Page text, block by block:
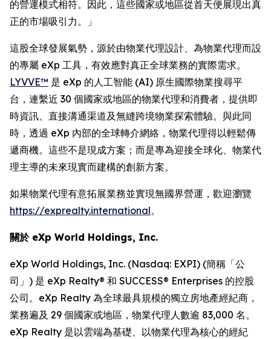
的營運模式相符。因此，這些國家或地區從首天便展現出真
正的市場吸引力。」
這股全球發展氣勢，源於由物業代理設計、為物業代理而設
的專屬 eXp 工具，有效應對真正全球業務的實際需求。
LYVVE™ 是 eXp 的人工智能 (AI) 原生國際物業搜尋平
台，連繫近 30 個國家或地區的物業代理和消費者，提供即
時資訊、直接溝通渠道及無縫跨境物業探索體驗。與此同
時，透過 eXp 內部的全球轉介網絡，物業代理得以輕鬆傳
遞商機。這些不是現成方案；而是專為迎接全球化、物業代
理主導的未來現實而建構的創新方案。
如果物業代理有意拓展業務並實現無國界營運，歡迎瀏覽
https://exprealty.international。
關於 eXp World Holdings, Inc.
eXp World Holdings, Inc. (Nasdaq: EXPI) (簡稱「公
司」) 是 eXp Realty® 和 SUCCESS® Enterprises 的控股
公司。eXp Realty 為全球最具規模的獨立房地產經紀商，
業務遍及 29 個國家或地區，物業代理人數逾 83,000 名。
eXp Realty 是以雲端為基礎、以物業代理為核心的經紀